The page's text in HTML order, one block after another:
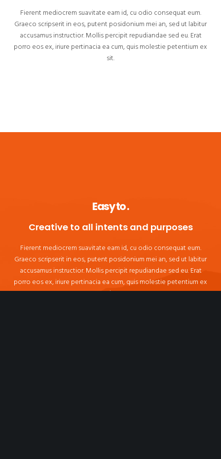
Fierent mediocrem suavitate eam id, cu odio consequat eum.
Graeco scripserit in eos, putent posidonium mei an, sed ut labitur
accusamus instructior. Mollis percipit repudiandae sed eu. Erat
porro eos ex, iriure pertinacia ea cum, quis molestie petentium ex
sit.
Easy t.
Creative to all intents and purposes
Fierent mediocrem suavitate eam id, cu odio consequat eum.
Graeco scripserit in eos, putent posidonium mei an, sed ut labitur
accusamus instructior. Mollis percipit repudiandae sed eu. Erat
porro eos ex, iriure pertinacia ea cum, quis molestie petentium ex
sit.